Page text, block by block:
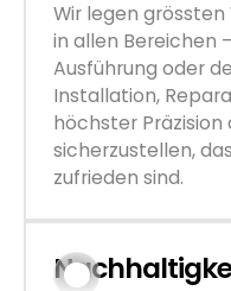
Wir legen
in allen Bereichen
Ausführung oder
Installation,
höchster
sicherzustellen,
zufrieden sind.